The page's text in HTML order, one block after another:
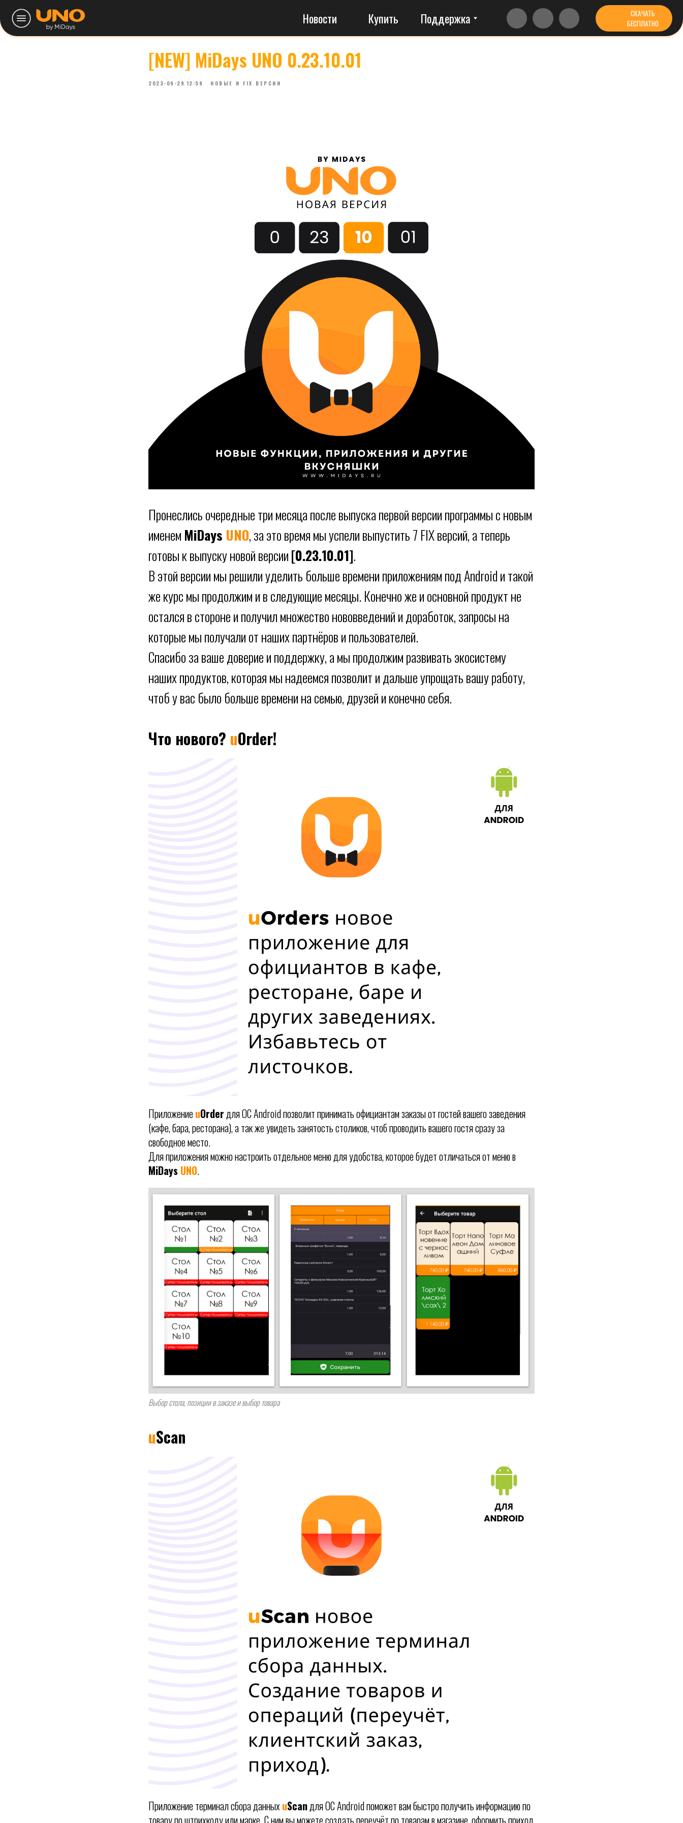
СКАЧАТЬ
БЕСПЛАТНО
Поддержка
Купить
[NEW] MiDays UNO 0.23.10.01
2023-09-29 12:59 НОВЫЕ И FIX ВЕРСИИ
Пронеслись очередные три месяца после выпуска первой версии программы с новым
именем MiDays UNO, за это время мы успели выпустить 7 FIX версий, а теперь
готовы к выпуску новой версии[0.23.10.01].
В этой версии мы решили уделить больше времени приложениям под Android и такой
же курс мы продолжим и в следующие месяцы. Конечно же и основной продукт не
остался в стороне и получил множество нововведений и доработок, запросы на
которые мы получали от наших партнёров и пользователей.
Спасибо за ваше доверие и поддержку, а мы продолжим развивать экосистему
наших продуктов, которая мы надеемся позволит и дальше упрощать вашу работу,
чтоб у вас было больше времени на семью, друзей и конечно себя.
Что нового? uOrder!
ПриложениеuOrder для ОС Android позволит принимать официантам заказы от гостей вашего заведения
(кафе, бара, ресторана), а так же увидеть занятость столиков, чтоб проводить вашего гостя сразу за
свободное место.
Для приложения можно настроить отдельное меню для удобства, которое будет отличаться от меню в
MiDays UNO.
Выбор стола, позиции в заказе и выбор товара
uScan
Приложение терминал сбора данных uScanдля ОС Android поможет вам быстро получить информацию по
товару по штрихкоду или марке. С ним вы можете создать переучёт по товарам в магазине, оформить приход